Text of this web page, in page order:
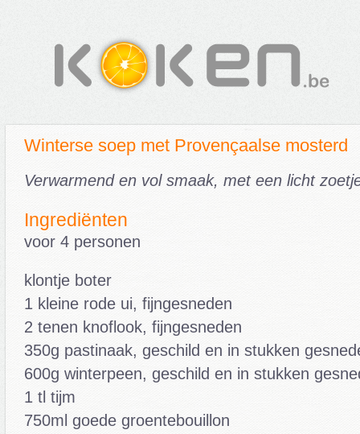
Winterse soep met Provençaalse mosterd
Verwarmend en vol smaak, met een licht
Ingrediënten
voor 4 personen
klontje boter
1 kleine rode ui, fijngesneden
2 tenen knoflook, fijngesneden
350g pastinaak, geschild en in stukken
600g winterpeen, geschild en in stukken
1 tl tijm
750ml goede groentebouillon